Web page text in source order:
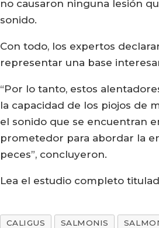
no causaron ninguna lesión
sonido.
Con todo, los expertos
representar una base
“Por lo tanto, estos
la capacidad de los piojos de
el sonido que se encuentran
prometedor para abordar la
peces”, concluyeron.
Lea el estudio completo
CALIGUS SALMONIS